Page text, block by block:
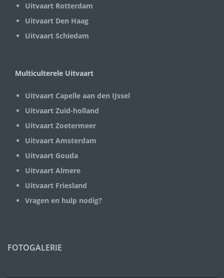
Uitvaart Rotterdam
Uitvaart Den Haag
Uitvaart Schiedam
Multiculterele Uitvaart
Uitvaart Capelle aan den IJssel
Uitvaart Zuid-holland
Uitvaart Zoetermeer
Uitvaart Amsterdam
Uitvaart Gouda
Uitvaart Almere
Uitvaart Friesland
Vragen en hulp nodig?
FOTOGALERIE